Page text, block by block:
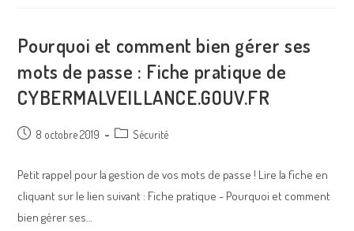
Pourquoi et comment bien gérer ses
mots de passe : Fiche pratique de
CYBERMALVEILLANCE.GOUV.FR
8 octobre 2019 Sécurité
Petit rappel pour la gestion de vos mots de passe ! Lire la fiche en
cliquant sur le lien suivant : Fiche pratique - Pourquoi et comment
bien gérer ses…